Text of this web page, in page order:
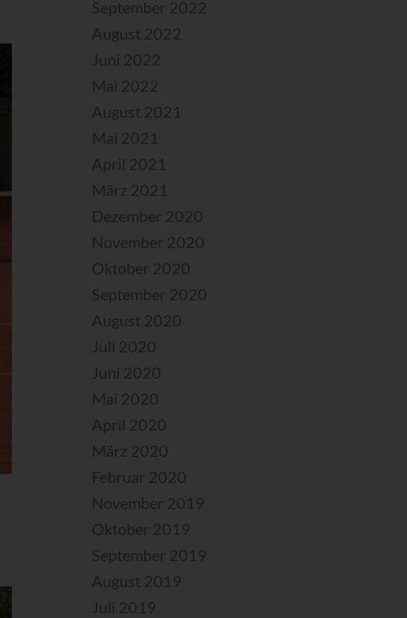
September 2022
August 2022
Juni 2022
Mai 2022
August 2021
Mai 2021
April 2021
März 2021
Dezember 2020
November 2020
Oktober 2020
September 2020
August 2020
Juli 2020
Juni 2020
Mai 2020
April 2020
März 2020
Februar 2020
November 2019
Oktober 2019
September 2019
August 2019
Juli 2019